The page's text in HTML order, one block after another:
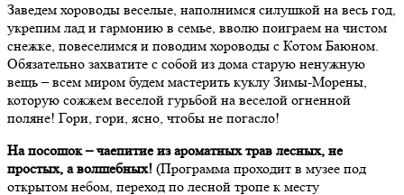
Заведем хороводы веселые, наполнимся силушкой на весь год,
укрепим лад и гармонию в семье, вволю поиграем на чистом
снежке, повеселимся и поводим хороводы с Котом Баюном.
Обязательно захватите с собой из дома старую ненужную
вещь – всем миром будем мастерить куклу Зимы-Морены,
которую сожжем веселой гурьбой на веселой огненной
поляне! Гори, гори, ясно, чтобы не погасло!
На посошок – чаепитие из ароматных трав лесных, не
простых, а волшебных! (Программа проходит в музее под
открытом небом, переход по лесной тропе к месту